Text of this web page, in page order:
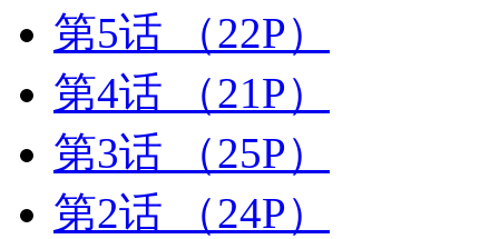
第5话
（22P）
第4话
（21P）
第3话
（25P）
第2话
（24P）